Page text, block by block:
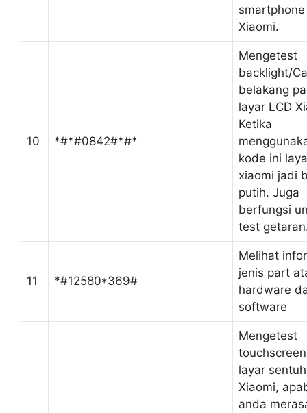
smartphone
Xiaomi.
10 *#*#0842#*#*
Mengetest
backlight/
belakang
layar LCD
Ketika
kode ini
xiaomi jadi
putih. Juga
berfungsi
test
11 *#12580*369#
Melihat
jenis part
hardware
software
Mengetest
layar
Xiaomi,
anda